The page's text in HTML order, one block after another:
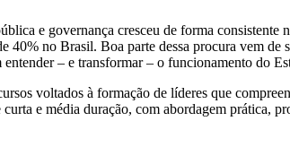
e governança cresceu de forma
40% no Brasil. Boa parte dessa procura vem
– e transformar – o funcionamento do
voltados à formação de líderes que
e média duração, com abordagem prática,